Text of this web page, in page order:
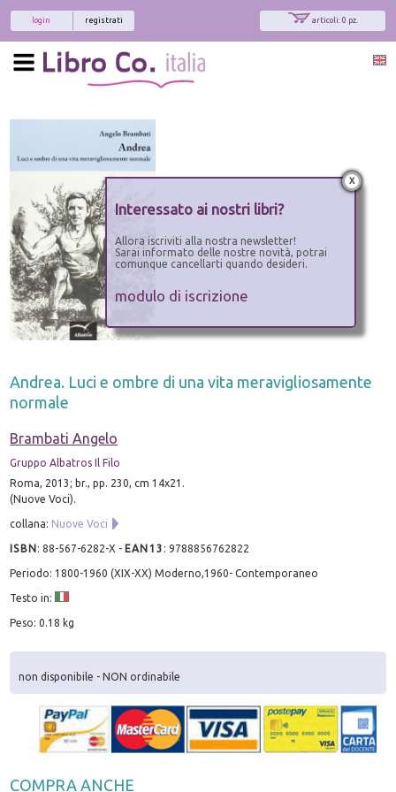
articoli: 0 pz.
registrati
login
Andrea. Luci e ombre di una vita meravigliosamente
normale
Brambati Angelo
Gruppo Albatros Il Filo
Roma, 2013; br., pp. 230, cm 14x21.
(Nuove Voci).
collana: Nuove Voci
ISBN:88-567-6282-X - EAN13 :9788856762822
Periodo: 1800-1960 (XIX-XX) Moderno,1960- Contemporaneo
Testo in:
Peso: 0.18 kg
non disponibile - NON ordinabile
COMPRA ANCHE
x
Interessato ai nostri libri?
Allora iscriviti alla nostra newsletter!
Sarai informato delle nostre novità, potrai
comunque cancellarti quando desideri.
modulo di iscrizione